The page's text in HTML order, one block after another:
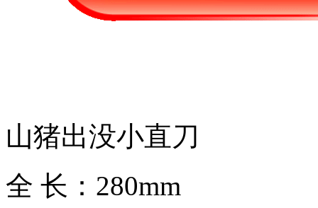
山猪出没小直刀
全 长：280mm